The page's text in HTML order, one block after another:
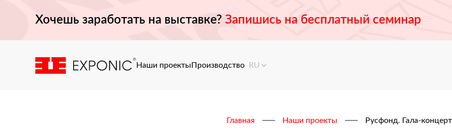
Хочешь заработать на выставке? Запишись на бесплатный семинар
Наши проекты Производство RU
Главная Наши проекты Русфонд. Гала-концерт